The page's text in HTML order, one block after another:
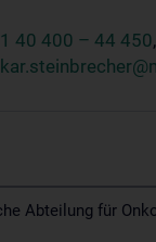
40 400 – 44 450,
Abteilung für